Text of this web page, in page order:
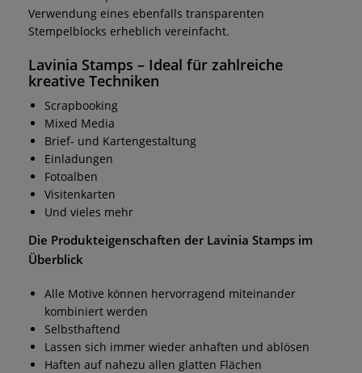
Verwendung eines ebenfalls transparenten
Stempelblocks erheblich vereinfacht.
Lavinia Stamps – Ideal für zahlreiche
kreative Techniken
Scrapbooking
Mixed Media
Brief- und Kartengestaltung
Einladungen
Fotoalben
Visitenkarten
Und vieles mehr
Die Produkteigenschaften der Lavinia Stamps im
Überblick
Alle Motive können hervorragend miteinander
kombiniert werden
Selbsthaftend
Lassen sich immer wieder anhaften und ablösen
Haften auf nahezu allen glatten Flächen